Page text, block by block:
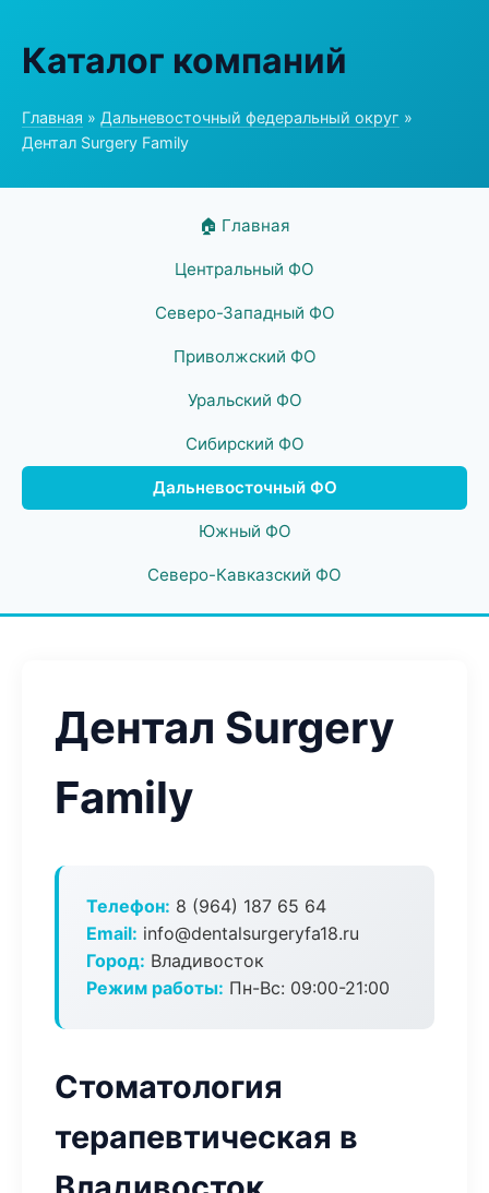
Каталог компаний
Главная » Дальневосточный федеральный округ »
Дентал Surgery Family
🏠 Главная
Центральный ФО
Северо-Западный ФО
Приволжский ФО
Уральский ФО
Сибирский ФО
Дальневосточный ФО
Южный ФО
Северо-Кавказский ФО
Дентал Surgery
Family
Телефон: 8 (964) 187 65 64
Email: info@dentalsurgeryfa18.ru
Город: Владивосток
Режим работы: Пн-Вс: 09:00-21:00
Стоматология
терапевтическая в